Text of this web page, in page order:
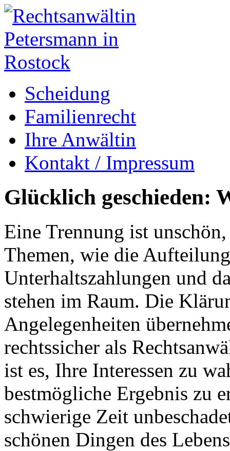
Scheidung
Familienrecht
Ihre Anwältin
Kontakt / Impressum
Glücklich geschieden:
Eine Trennung ist
Themen, wie die
Unterhaltszahlungen und
stehen im Raum. Die
Angelegenheiten
rechtssicher als
ist es, Ihre Interessen zu
bestmögliche Ergebnis zu
schwierige Zeit
schönen Dingen des